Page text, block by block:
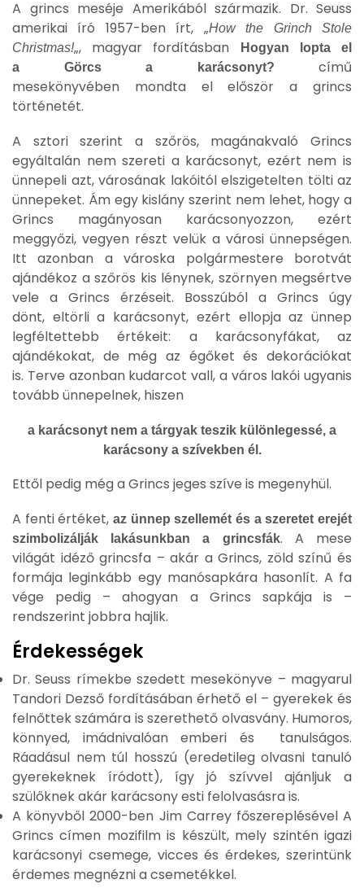
A grincs meséje Amerikából származik. Dr. Seuss
amerikai író 1957-ben írt, „How the Grinch Stole
Christmas!„, magyar fordításban
Hogyan lopta el
a Görcs a karácsonyt?
című
mesekönyvében mondta el először a grincs
történetét.
A sztori szerint a szőrös, magánakvaló Grincs
egyáltalán nem szereti a karácsonyt, ezért nem is
ünnepeli azt, városának lakóitól elszigetelten tölti az
ünnepeket. Ám egy kislány szerint nem lehet, hogy a
Grincs magányosan karácsonyozzon, ezért
meggyőzi, vegyen részt velük a városi ünnepségen.
Itt azonban a városka polgármestere borotvát
ajándékoz a szőrös kis lénynek, szörnyen megsértve
vele a Grincs érzéseit. Bosszúból a Grincs úgy
dönt, eltörli a karácsonyt, ezért ellopja az ünnep
legféltettebb értékeit: a karácsonyfákat, az
ajándékokat, de még az égőket és dekorációkat
is. Terve azonban kudarcot vall, a város lakói ugyanis
tovább ünnepelnek, hiszen
a karácsonyt nem a tárgyak teszik különlegessé, a
karácsony a szívekben él.
Ettől pedig még a Grincs jeges szíve is megenyhül.
A fenti értéket, az ünnep szellemét és a szeretet erejét
szimbolizálják lakásunkban a grincsfák. A mese
világát idéző grincsfa – akár a Grincs, zöld színű és
formája leginkább egy manósapkára hasonlít. A fa
vége pedig – ahogyan a Grincs sapkája is –
rendszerint jobbra hajlik.
Érdekességek
Dr. Seuss rímekbe szedett mesekönyve – magyarul
Tandori Dezső fordításában érhető el – gyerekek és
felnőttek számára is szerethető olvasvány. Humoros,
könnyed, imádnivalóan emberi és tanulságos.
Ráadásul nem túl hosszú (eredetileg olvasni tanuló
gyerekeknek íródott), így jó szívvel ajánljuk a
szülőknek akár karácsony esti felolvasásra is.
A könyvből 2000-ben Jim Carrey főszereplésével A
Grincs címen mozifilm is készült, mely szintén igazi
karácsonyi csemege, vicces és érdekes, szerintünk
érdemes megnézni a csemetékkel.